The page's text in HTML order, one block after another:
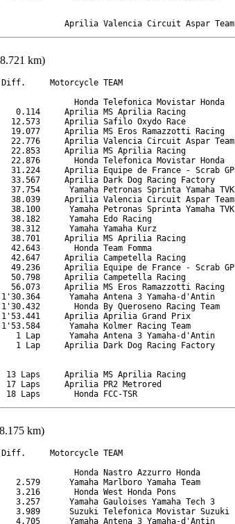
km)
Motorcycle TEAM
Honda Telefonica Movistar Honda
0.114     Aprilia MS Aprilia Racing
12.573     Aprilia Safilo Oxydo Race
19.077     Aprilia MS Eros Ramazzotti Racing
22.776     Aprilia Valencia Circuit Aspar Team
22.853     Aprilia MS Aprilia Racing
22.876       Honda Telefonica Movistar Honda
31.224     Aprilia Equipe de France - Scrab GP
33.567     Aprilia Dark Dog Racing Factory
Yamaha Petronas Sprinta Yamaha TVK
38.039     Aprilia Valencia Circuit Aspar Team
Yamaha Petronas Sprinta Yamaha TVK
38.182      Yamaha Edo Racing
Yamaha Yamaha Kurz
38.701     Aprilia MS Aprilia Racing
Honda Team Fomma
42.647     Aprilia Campetella Racing
49.236     Aprilia Equipe de France - Scrab GP
50.798     Aprilia Campetella Racing
56.073     Aprilia MS Eros Ramazzotti Racing
Yamaha Antena 3 Yamaha-d'Antin
Honda By Queroseno Racing Team
1'53.441     Aprilia Aprilia Grand Prix
Yamaha Kolmer Racing Team
Lap      Yamaha Antena 3 Yamaha-d'Antin
1 Lap     Aprilia Dark Dog Racing Factory
13 Laps     Aprilia MS Aprilia Racing
17 Laps     Aprilia PR2 Metrored
km)
Motorcycle TEAM
Honda Nastro Azzurro Honda
Yamaha Marlboro Yamaha Team
3.216       Honda West Honda Pons
3.257      Yamaha Gauloises Yamaha Tech 3
3.989      Suzuki Telefonica Movistar Suzuki
Yamaha Antena 3 Yamaha-d'Antin